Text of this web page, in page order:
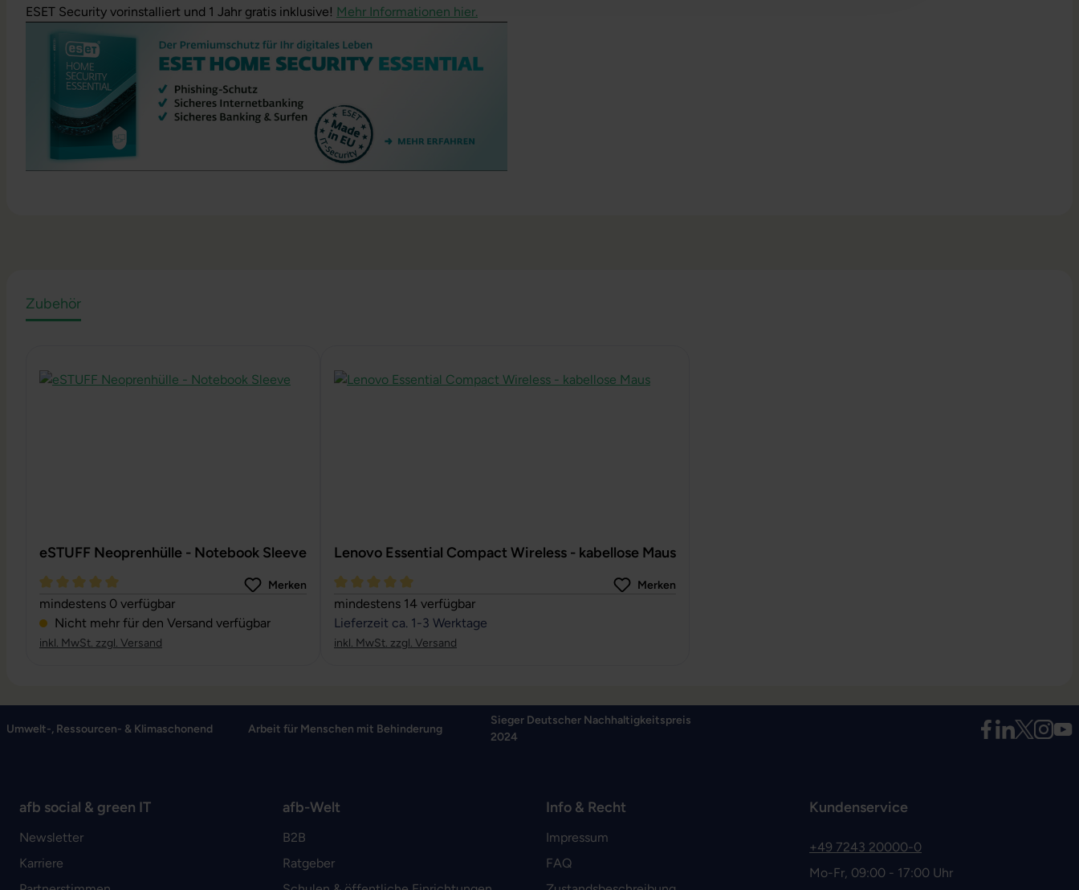
ESET Security vorinstalliert und 1 Jahr gratis inklusive! Mehr Informationen hier.
Zubehör
eSTUFF Neoprenhülle - Notebook Sleeve
Durchschnittliche Bewertung von 5 von 5 Sternen
Merken
mindestens 0 verfügbar
Nicht mehr für den Versand verfügbar
inkl. MwSt. zzgl. Versand
Lenovo Essential Compact Wireless - kabellose Maus
Durchschnittliche Bewertung von 5 von 5 Sternen
Merken
mindestens 14 verfügbar
Lieferzeit ca. 1-3 Werktage
inkl. MwSt. zzgl. Versand
Umwelt-, Ressourcen- & Klimaschonend Arbeit für Menschen mit Behinderung
Sieger Deutscher Nachhaltigkeitspreis
2024
afb social & green IT
Newsletter
Karriere
afb-Welt
B2B
Ratgeber
Info & Recht
Impressum
FAQ
Kundenservice
+49 7243 20000-0
Mo-Fr, 09:00 - 17:00 Uhr